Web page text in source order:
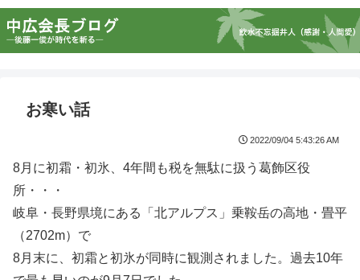
お寒い話
2022/09/04 5:43:26 AM
8月に初霜・初氷、4年間も税を無駄に扱う葛飾区役
所・・・
岐阜・長野県境にある「北アルプス」乗鞍岳の高地・畳平
（2702m）で
8月末に、初霜と初氷が同時に観測されました。過去10年